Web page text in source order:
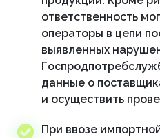
ответственность
операторы в цепи
выявленных
данные о
и осуществить
При ввозе